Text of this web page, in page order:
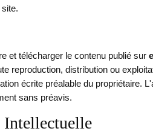
et télécharger le contenu publié sur
reproduction, distribution ou
écrite préalable du propriétaire.
sans préavis.
Intellectuelle